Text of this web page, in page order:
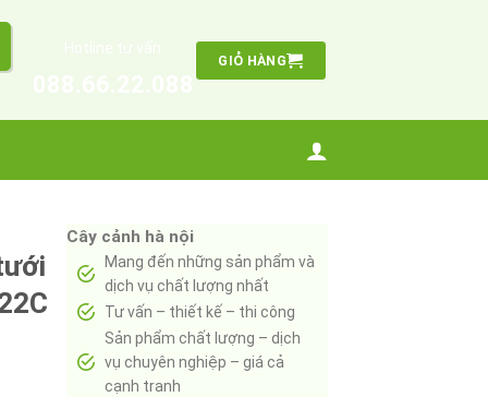
GIỎ HÀNG
Cây cảnh hà nội
Mang đến những sản phẩm và
dịch vụ chất lượng nhất
Tư vấn – thiết kế – thi công
Sản phẩm chất lượng – dịch
vụ chuyên nghiệp – giá cả
cạnh tranh